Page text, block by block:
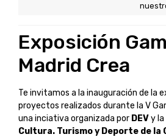
Exposición
Madrid Crea
Te invitamos a la inauguración de la
proyectos realizados durante la V
una inciativa organizada por DEVy la
Cultura. Turismo y Deporte de la